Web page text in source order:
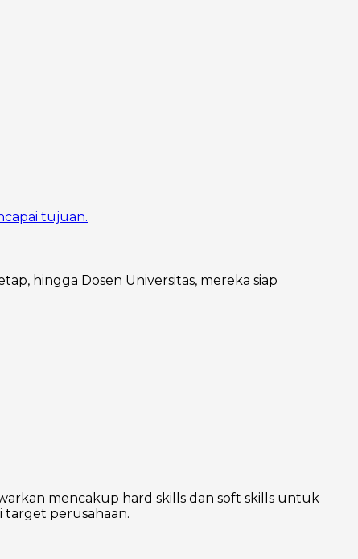
tujuan.
hingga Dosen Universitas, mereka siap
mencakup hard skills dan soft skills untuk
target perusahaan.